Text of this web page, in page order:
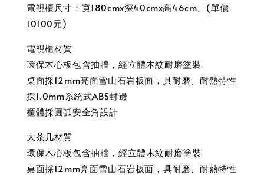
電視櫃尺寸：寬180cmx深40cmx高46cm、(單價
10100元)
電視櫃材質
環保木心板包含抽牆，經立體木紋耐磨塗裝
桌面採12mm亮面雪山石岩板面，具耐磨、耐熱特性
採1.0mm系統式ABS封邊
櫃體採圓弧安全角設計
大茶几材質
環保木心板包含抽牆，經立體木紋耐磨塗裝
桌面採12mm亮面雪山石岩板面，具耐磨、耐熱特性